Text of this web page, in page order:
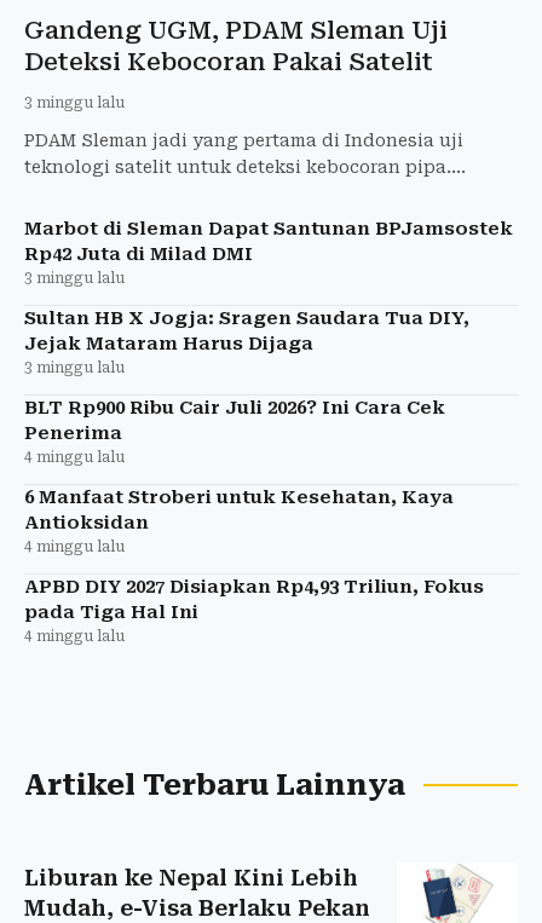
Gandeng UGM, PDAM Sleman Uji
Deteksi Kebocoran Pakai Satelit
3 minggu lalu
PDAM Sleman jadi yang pertama di Indonesia uji
teknologi satelit untuk deteksi kebocoran pipa.
Marbot di Sleman Dapat Santunan BPJamsostek
Rp42 Juta di Milad DMI
3 minggu lalu
Sultan HB X Jogja: Sragen Saudara Tua DIY,
Jejak Mataram Harus Dijaga
3 minggu lalu
BLT Rp900 Ribu Cair Juli 2026? Ini Cara Cek
Penerima
4 minggu lalu
6 Manfaat Stroberi untuk Kesehatan, Kaya
Antioksidan
4 minggu lalu
APBD DIY 2027 Disiapkan Rp4,93 Triliun, Fokus
pada Tiga Hal Ini
4 minggu lalu
Artikel Terbaru Lainnya
Liburan ke Nepal Kini Lebih
Mudah, e-Visa Berlaku Pekan